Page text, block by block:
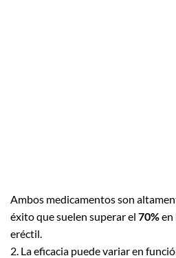
Ambos medicamentos son
éxito que suelen superar el 70%en
eréctil.
2. La eficacia puede variar en